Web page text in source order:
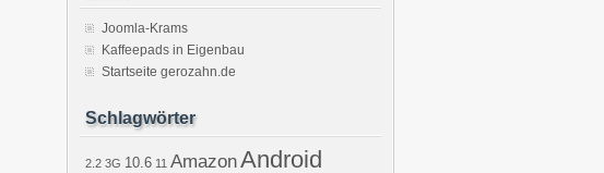
Joomla-Krams
Kaffeepads in Eigenbau
Startseite gerozahn.de
Schlagwörter
2.2 3G 10.6 11 AmazonAndroid